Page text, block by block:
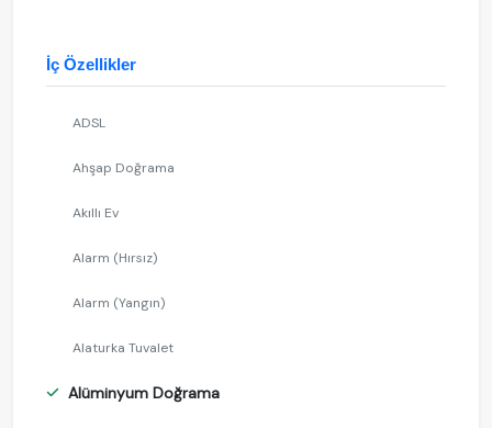
İç Özellikler
ADSL
Ahşap Doğrama
Akıllı Ev
Alarm (Hırsız)
Alarm (Yangın)
Alaturka Tuvalet
Alüminyum Doğrama